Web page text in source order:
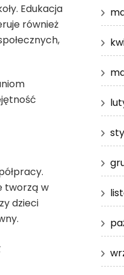
Edukacja
również
tworzą w
dzieci